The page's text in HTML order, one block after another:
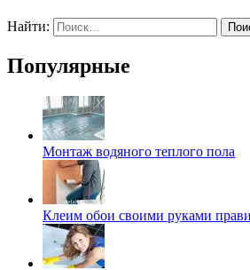
Найти:
Популярные
Монтаж водяного теплого пола
Клеим обои своими руками